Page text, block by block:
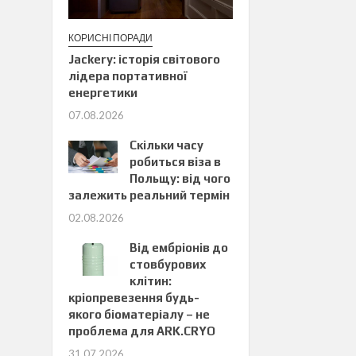
КОРИСНІ ПОРАДИ
Jackery: історія світового
лідера портативної
енергетики
07.08.2026
Скільки часу
робиться віза в
Польщу: від чого
залежить реальний термін
02.08.2026
Від ембріонів до
стовбурових
клітин:
кріопревезення будь-
якого біоматеріалу – не
проблема для ARK.CRYO